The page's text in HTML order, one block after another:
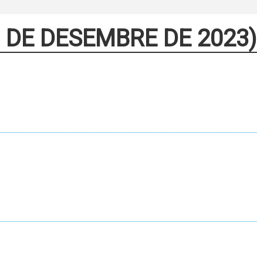
DESEMBRE DE 2023)